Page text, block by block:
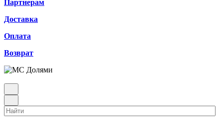
Партнерам
Доставка
Оплата
Возврат